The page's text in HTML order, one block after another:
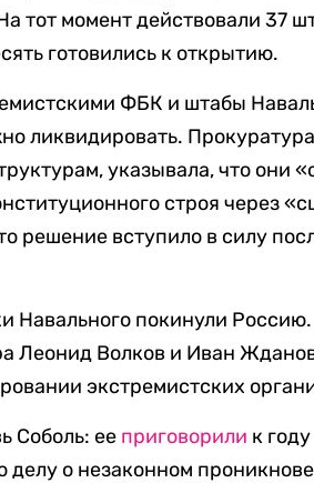
тот момент действовали 37
готовились к открытию.
ФБК и штабы
ликвидировать.
указывала, что они
строя через
решение вступило в силу
Навального покинули
Леонид Волков и Иван
экстремистских
Соболь: ее приговорили к году
делу о незаконном